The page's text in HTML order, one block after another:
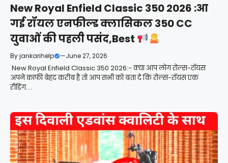
New Royal Enfield Classic 350 2026 :आ
गई रॉयल एनफील्ड क्लासिकल 350 CC
युवाओं की पहली पसंद,Best
Byjankarihelp —June 27, 2026
New Royal Enfield Classic 350 2026:- क्या आप लोग रोल्स-रॉयस
अपने काफी बेहद करीब है तो आप सभी को बता दे कि रोल्स-रॉयस एक
रीडिंग....